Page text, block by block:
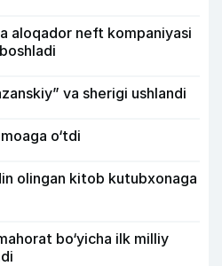
aloqador neft kompaniyasi
va sherigi ushlandi
o‘tdi
olingan kitob kutubxonaga
bo‘yicha ilk milliy